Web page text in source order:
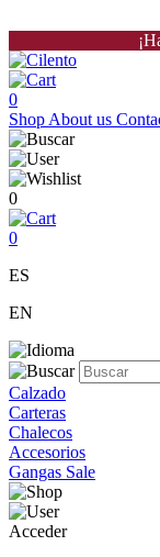
0
Shop About us
0
0
ES
EN
Calzado
Carteras
Chalecos
Accesorios
Gangas Sale
Acceder